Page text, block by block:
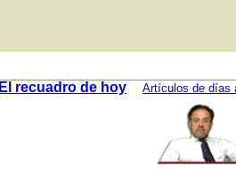
El recuadro de hoy Artículos de días